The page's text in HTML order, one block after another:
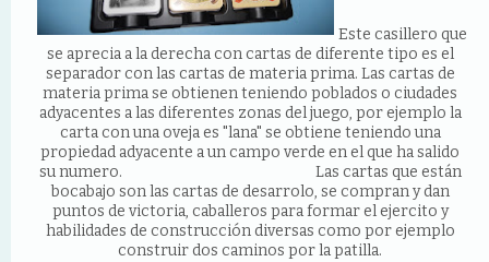
Este casillero que
se aprecia a la derecha con cartas de diferente tipo es el
separador con las cartas de materia prima. Las cartas de
materia prima se obtienen teniendo poblados o ciudades
adyacentes a las diferentes zonas del juego, por ejemplo la
carta con una oveja es "lana" se obtiene teniendo una
propiedad adyacente a un campo verde en el que ha salido
su numero. Las cartas que están
bocabajo son las cartas de desarrolo, se compran y dan
puntos de victoria, caballeros para formar el ejercito y
habilidades de construcción diversas como por ejemplo
construir dos caminos por la patilla.